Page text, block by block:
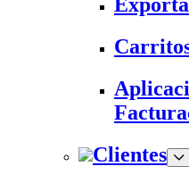
Clientes